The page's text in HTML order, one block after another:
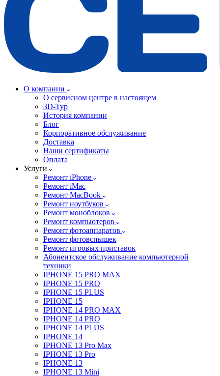
О компании
О сервисном центре в настоящем
3D-Тур
История компании
Блог
Корпоративное обслуживание
Доставка
Наши сертификаты
Оплата
Услуги
Ремонт iPhone
Ремонт iMac
Ремонт MacBook
Ремонт ноутбуков
Ремонт моноблоков
Ремонт компьютеров
Ремонт фотоаппаратов
Ремонт фотовспышек
Ремонт игровых приставок
Абонентское обслуживание компьютерной
техники
IPHONE 15 PRO MAX
IPHONE 15 PRO
IPHONE 15 PLUS
IPHONE 15
IPHONE 14 PRO MAX
IPHONE 14 PRO
IPHONE 14 PLUS
IPHONE 14
IPHONE 13 Pro Max
IPHONE 13 Pro
IPHONE 13
IPHONE 13 Mini